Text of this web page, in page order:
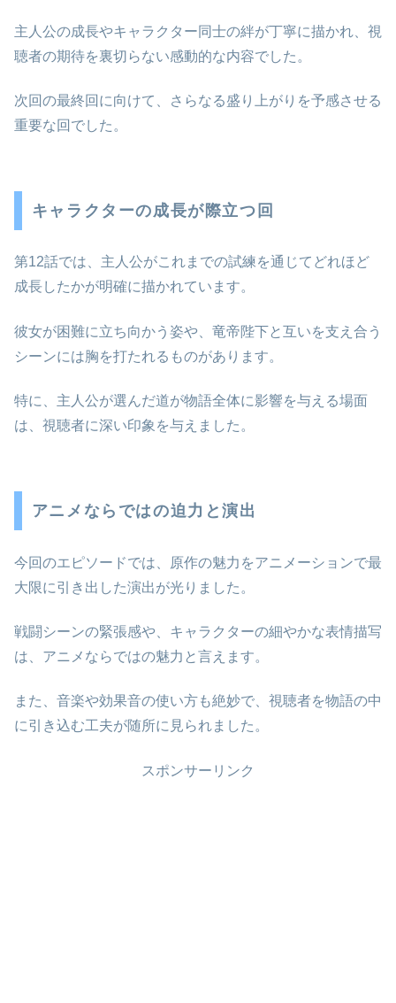
主人公の成長やキャラクター同士の絆が丁寧に描かれ、視
聴者の期待を裏切らない感動的な内容でした。
次回の最終回に向けて、さらなる盛り上がりを予感させる
重要な回でした。
キャラクターの成長が際立つ回
第12話では、主人公がこれまでの試練を通じてどれほど
成長したかが明確に描かれています。
彼女が困難に立ち向かう姿や、竜帝陛下と互いを支え合う
シーンには胸を打たれるものがあります。
特に、主人公が選んだ道が物語全体に影響を与える場面
は、視聴者に深い印象を与えました。
アニメならではの迫力と演出
今回のエピソードでは、原作の魅力をアニメーションで最
大限に引き出した演出が光りました。
戦闘シーンの緊張感や、キャラクターの細やかな表情描写
は、アニメならではの魅力と言えます。
また、音楽や効果音の使い方も絶妙で、視聴者を物語の中
に引き込む工夫が随所に見られました。
スポンサーリンク